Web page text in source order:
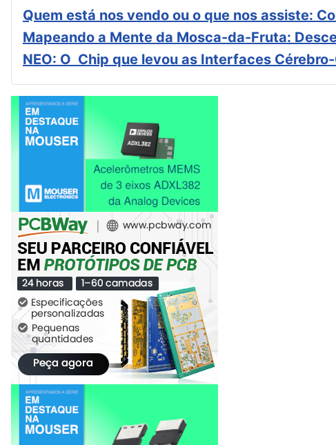
Quem está nos vendo ou o que nos assiste:
Mapeando a Mente da Mosca-da-Fruta:
NEO: O Chip que levou as Interfaces